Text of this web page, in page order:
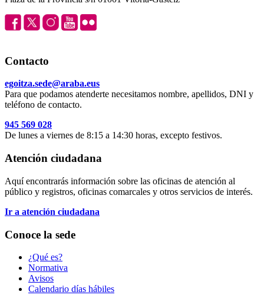
Contacto
egoitza.sede@araba.eus
Para que podamos atenderte necesitamos nombre, apellidos, DNI y
teléfono de contacto.
945 569 028
De lunes a viernes de 8:15 a 14:30 horas, excepto festivos.
Atención ciudadana
Aquí encontrarás información sobre las oficinas de atención al
público y registros, oficinas comarcales y otros servicios de interés.
Ir a atención ciudadana
Conoce la sede
¿Qué es?
Normativa
Avisos
Calendario días hábiles